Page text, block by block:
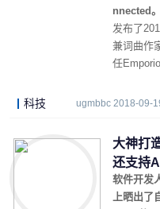
nnected。
发布了
兼词曲作
任
科技 ugmbbc 2018-09-
大神打
还支持
软件开发
上晒出了